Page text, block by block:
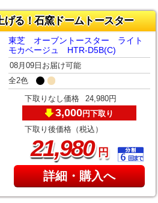
げる！石窯ドームトースター
東芝 オーブントースター ライト
モカベージュ HTR-D5B(C)
08月09日お届け可能
全2色
下取りなし価格 24,980円
3,000円下取り
下取り後価格（税込）
21,980円
詳細・購入へ